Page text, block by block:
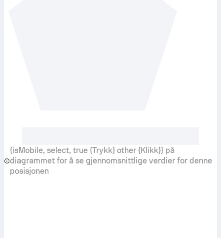
{isMobile, select, true {Trykk} other {Klikk}} på
diagrammet for å se gjennomsnittlige verdier for denne
posisjonen